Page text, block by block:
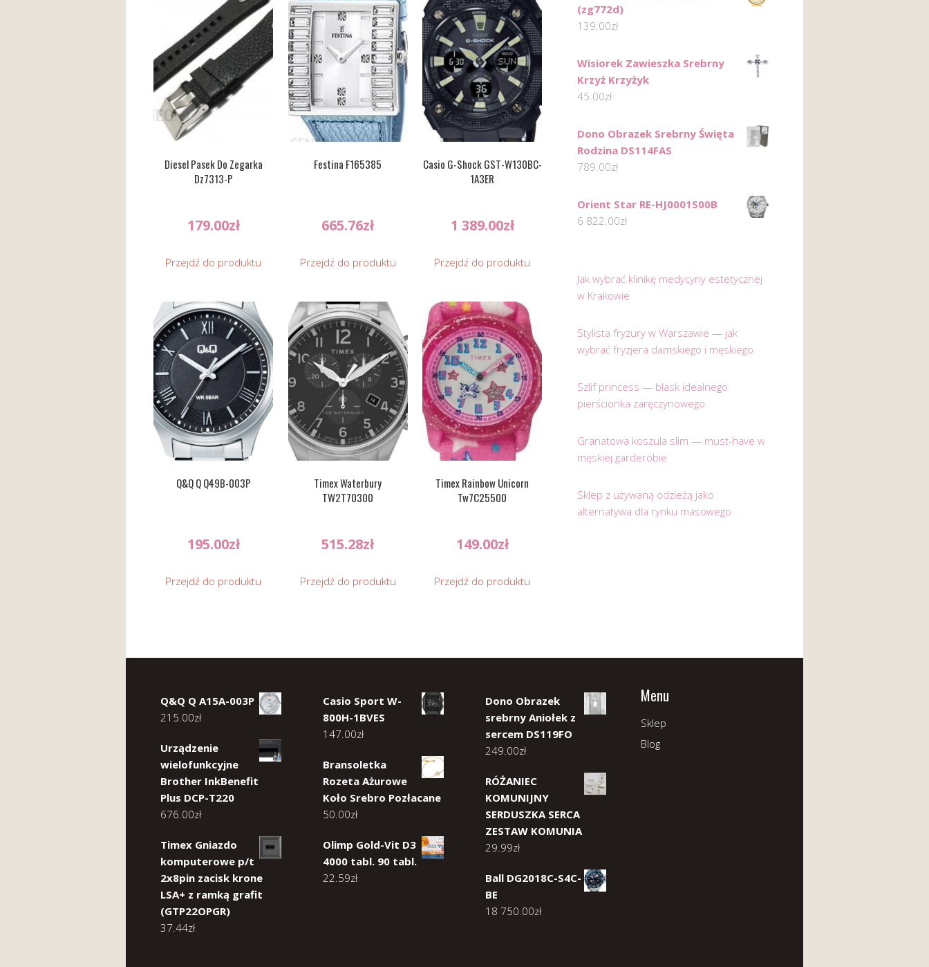
Diesel Pasek Do Zegarka
Dz7313-P
179.00zł
Przejdź do produktu
Festina F165385
665.76zł
Przejdź do produktu
Casio G-Shock GST-W130BC-
1A3ER
1 389.00zł
Przejdź do produktu
Q&Q Q Q49B-003P
195.00zł
Przejdź do produktu
Timex Waterbury
TW2T70300
515.28zł
Przejdź do produktu
Timex Rainbow Unicorn
Tw7C25500
149.00zł
Przejdź do produktu
(zg772d)
139.00zł
Wisiorek Zawieszka Srebrny
Krzyż Krzyżyk
45.00zł
Dono Obrazek Srebrny Święta
Rodzina DS114FAS
789.00zł
Orient Star RE-HJ0001S00B
6 822.00zł
Jak wybrać klinikę medycyny estetycznej
w Krakowie
Stylista fryzury w Warszawie — jak
wybrać fryzjera damskiego i męskiego
Szlif princess — blask idealnego
pierścionka zaręczynowego
Granatowa koszula slim — must-have w
męskiej garderobie
Sklep z używaną odzieżą jako
alternatywa dla rynku masowego
Q&Q Q A15A-003P
215.00zł
Urządzenie
wielofunkcyjne
Brother InkBenefit
Plus DCP-T220
676.00zł
Timex Gniazdo
komputerowe p/t
2x8pin zacisk krone
LSA+ z ramką grafit
(GTP22OPGR)
37.44zł
Casio Sport W-
800H-1BVES
147.00zł
Bransoletka
Rozeta Ażurowe
Koło Srebro Pozłacane
50.00zł
Olimp Gold-Vit D3
4000 tabl. 90 tabl.
22.59zł
Dono Obrazek
srebrny Aniołek z
sercem DS119FO
249.00zł
RÓŻANIEC
KOMUNIJNY
SERDUSZKA SERCA
ZESTAW KOMUNIA
29.99zł
Ball DG2018C-S4C-
BE
18 750.00zł
Menu
Sklep
Blog